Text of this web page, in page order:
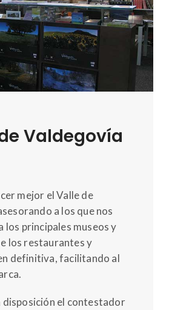
Valdegovía
mejor el Valle de
a los que nos
los principales museos y
los restaurantes y
definitiva, facilitando al
disposición el contestador